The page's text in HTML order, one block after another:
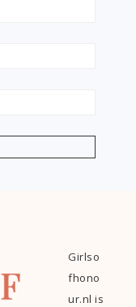
Girlso
fhono
ur.nl is